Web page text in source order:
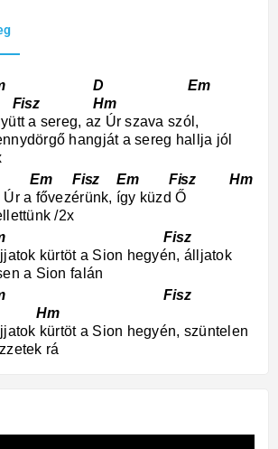
D Em
Hm
a sereg, az Úr szava szól,
hangját a sereg hallja jól
Em Fisz Em Fisz Hm
Úr a fővezérünk, így küzd Ő
/2x
Fisz
kürtöt a Sion hegyén, álljatok
a Sion falán
Fisz
kürtöt a Sion hegyén, szüntelen
rá